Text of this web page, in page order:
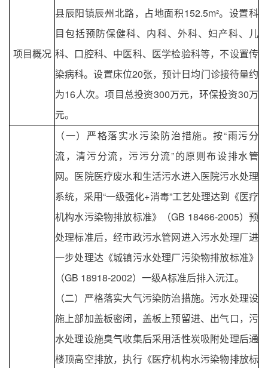
项目概况
县辰阳镇辰州北路，占地面积152.5m²。设置科
目包括预防保健科、内科、外科、妇产科、儿
科、口腔科、中医科、医学检验科等，不设置传
染病科。设置床位20张，预计日均门诊接待量约
为16人次。项目总投资300万元，环保投资30万
元。
（一）严格落实水污染防治措施。按“雨污分
流，清污分流，污污分流”的原则布设排水管
网。医院医疗废水和生活污水进入医院污水处理
系统，采用“一级强化+消毒”工艺处理达到《医疗
机构水污染物排放标准》（GB 18466-2005）预
处理标准后，经市政污水管网进入污水处理厂进
一步处理达《城镇污水处理厂污染物排放标准》
（GB 18918-2002）一级A标准后排入沅江。
（二）严格落实大气污染防治措施。污水处理设
施上部加盖板密闭，盖板上预留进、出气口，污
水处理设施臭气收集后采用活性炭吸附处理后通
楼顶高空排放，执行《医疗机构水污染物排放标